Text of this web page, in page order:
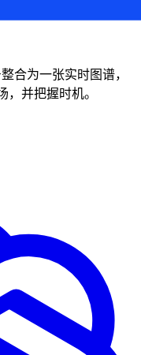
合为一张实时图谱，
并把握时机。